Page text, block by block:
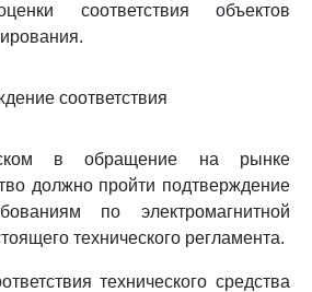
соответствия объектов
соответствия
в обращение на рынке
должно пройти подтверждение
по электромагнитной
технического регламента.
технического средства